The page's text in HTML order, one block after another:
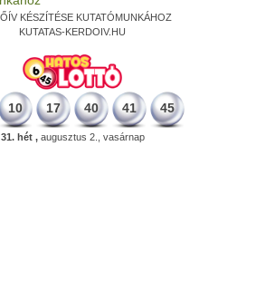
KÉSZÍTÉSE KUTATÓMUNKÁHOZ
KUTATAS-KERDOIV.HU
10 17 40 41 45
31. hét ,augusztus 2., vasárnap